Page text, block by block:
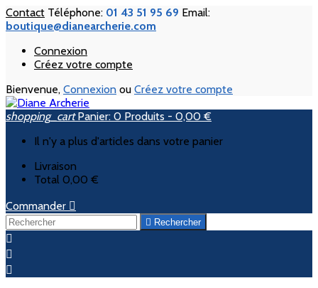
Contact Téléphone: 01 43 51 95 69 Email:
boutique@dianearcherie.com
Connexion
Créez votre compte
Bienvenue, Connexion ou Créez votre compte
shopping_cart Panier: 0 Produits - 0,00 €
Il n'y a plus d'articles dans votre panier
Livraison
Total 0,00 €
Commander 
 Rechercher


